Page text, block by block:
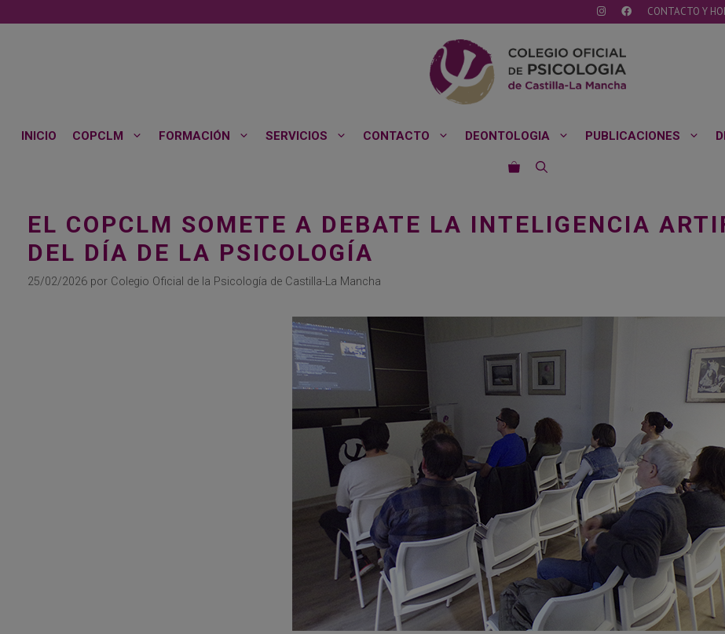
al
CONTACTO Y
INICIO COPCLM FORMACIÓN SERVICIOS CONTACTO DEONTOLOGIA PUBLICACIONES
EL COPCLM SOMETE A DEBATE LA INTELIGENCIA
DEL DÍA DE LA PSICOLOGÍA
25/02/2026 por Colegio Oficial de la Psicología de Castilla-La Mancha